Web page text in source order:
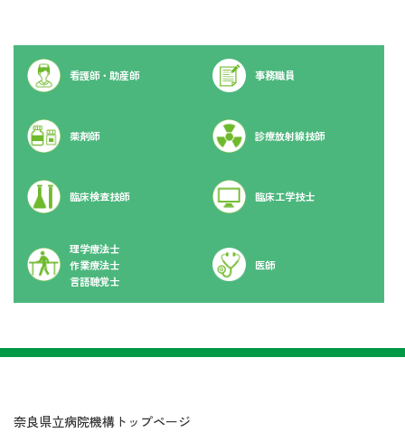
看護師・助産師 事務職員
薬剤師 診療放射線技師
臨床検査技師 臨床工学技士
理学療法士
作業療法士
言語聴覚士
医師
奈良県立病院機構トップページ